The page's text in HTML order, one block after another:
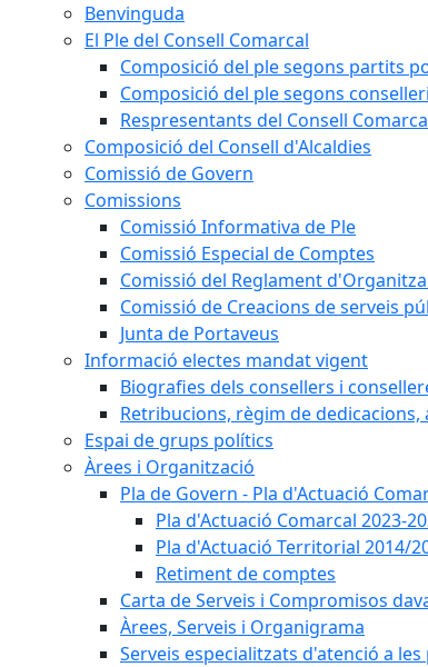
Benvinguda
El Ple del Consell Comarcal
Composició del ple segons partits
Composició del ple segons
Respresentants del Consell
Composició del Consell d'Alcaldies
Comissió de Govern
Comissions
Comissió Informativa de Ple
Comissió Especial de Comptes
Comissió del Reglament
Comissió de Creacions de serveis
Junta de Portaveus
Informació electes mandat vigent
Biografies dels consellers i
Retribucions, règim de
Espai de grups polítics
Àrees i Organització
Pla de Govern - Pla d'Actuació
Pla d'Actuació Comarcal 2023-
Pla d'Actuació Territorial 2014/
Retiment de comptes
Carta de Serveis i Compromisos
Àrees, Serveis i Organigrama
Serveis especialitzats d'atenció a les